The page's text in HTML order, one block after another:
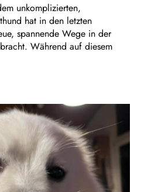
unkomplizierten,
hat in den letzten
spannende Wege in der
Während auf diesem